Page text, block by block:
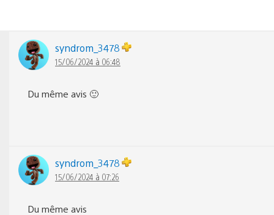
syndrom_3478
15/06/2024 à 06:48
Du même avis 🙂
syndrom_3478
15/06/2024 à 07:26
Du même avis